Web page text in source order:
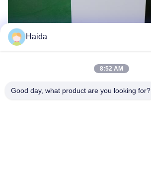
Haida
8:52 AM
Good day, what product are you looking for?